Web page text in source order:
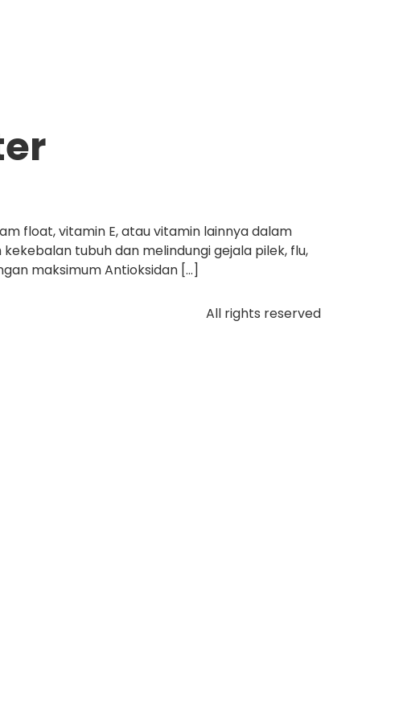
float, vitamin E, atau vitamin lainnya dalam
tubuh dan melindungi gejala pilek, flu,
maksimum Antioksidan […]
All rights reserved